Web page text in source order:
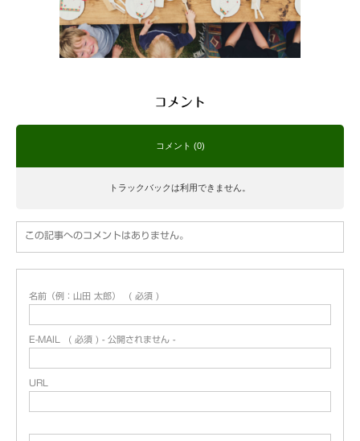
コメント
コメント (0)
トラックバックは利用できません。
この記事へのコメントはありません。
名前（例：山田 太郎） ( 必須 )
E-MAIL ( 必須 ) - 公開されません -
URL